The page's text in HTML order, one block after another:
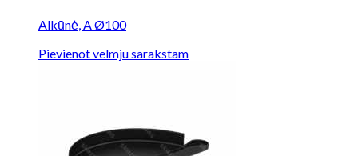
Alkūnė, A Ø100
Pievienot velmju sarakstam